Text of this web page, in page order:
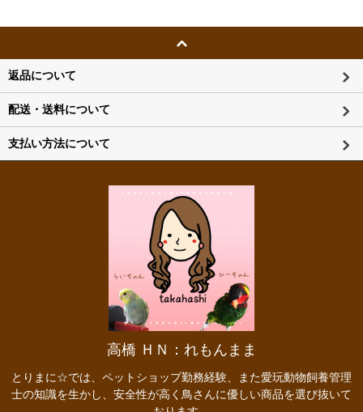
返品について
配送・送料について
支払い方法について
高橋 ＨＮ：れもんまま
とりまに☆では、ペットショップ勤務経験、また愛玩動物飼養管理
士の知識を生かし、安全性が高く鳥さんに優しい商品を選び抜いて